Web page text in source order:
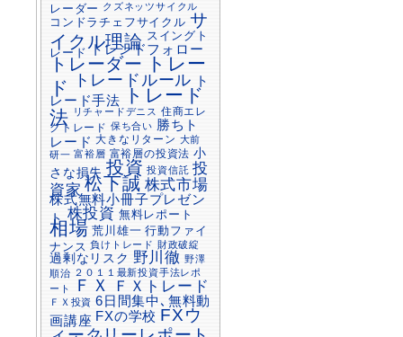
レーダー クズネッツサイクル
コンドラチェフサイクル サ
イクル理論 スイングト
レード トレンドフォロー
トレーダー トレー
ド トレードルール ト
レード手法 トレード
法 リチャードデニス 住商エレ
クトレード 保ち合い 勝ちト
レード 大きなリターン 大前
研一 富裕層 富裕層の投資法 小
さな損失 投資 投資信託 投
資家 松下誠 株式市場
株式無料小冊子プレゼン
ト 株投資 無料レポート
相場 荒川雄一 行動ファイ
ナンス 負けトレード 財政破綻
過剰なリスク 野川徹 野澤
順治 ２０１１最新投資手法レポ
ート ＦＸ ＦＸトレード
ＦＸ投資 6日間集中､無料動
画講座 FXの学校 FXウ
ィークリーレポート